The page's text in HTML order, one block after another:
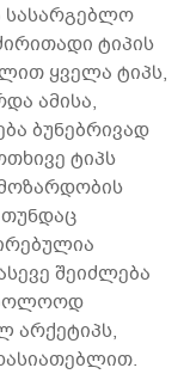
სასარგებლო
ტიპის
ყველა ტიპს,
ამისა,
ბუნებრივად
ტიპს
შეიძლება
არქეტიპს,